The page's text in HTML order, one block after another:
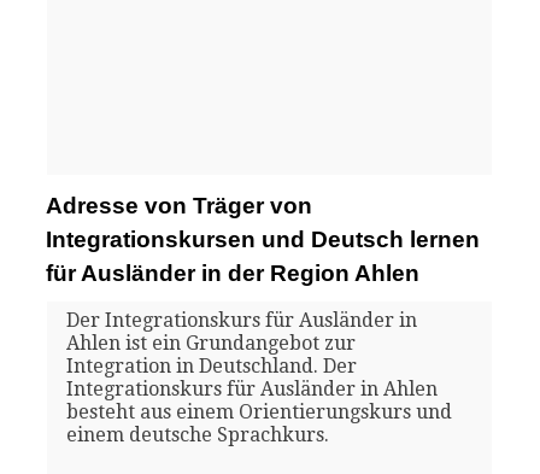
Adresse von Träger von
Integrationskursen und Deutsch lernen
für Ausländer in der Region Ahlen
Der Integrationskurs für Ausländer in
Ahlen ist ein Grundangebot zur
Integration in Deutschland. Der
Integrationskurs für Ausländer in Ahlen
besteht aus einem Orientierungskurs und
einem deutsche Sprachkurs.